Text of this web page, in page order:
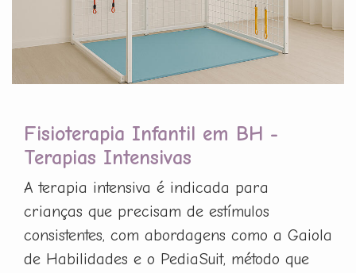
Fisioterapia Infantil em BH -
Terapias Intensivas
A terapia intensiva é indicada para
crianças que precisam de estímulos
consistentes, com abordagens como a Gaiola
de Habilidades e o PediaSuit, método que